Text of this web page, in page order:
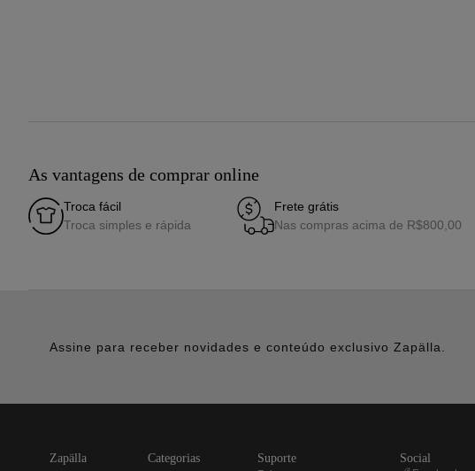
As vantagens de comprar online
Troca fácil
Troca simples e rápida
Frete grátis
Nas compras acima de R$800,00
Assine para receber novidades e conteúdo exclusivo Zapälla.
zapälla categorias suporte social